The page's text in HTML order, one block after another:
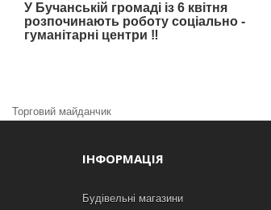
У Бучанській громаді із 6 квітня
розпочинають роботу соціально -
гуманітарні центри ‼️
Торговий майданчик
ІНФОРМАЦІЯ
Будівельні магазини